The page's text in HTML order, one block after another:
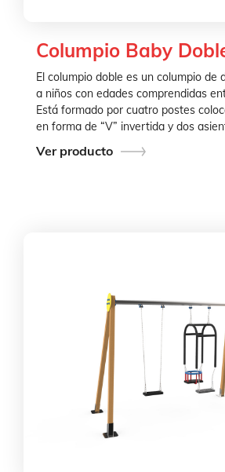
Columpio Baby
El columpio doble es un columpio de
a niños con edades comprendidas
Está formado por cuatro postes
en forma de “V” invertida y dos
Ver producto